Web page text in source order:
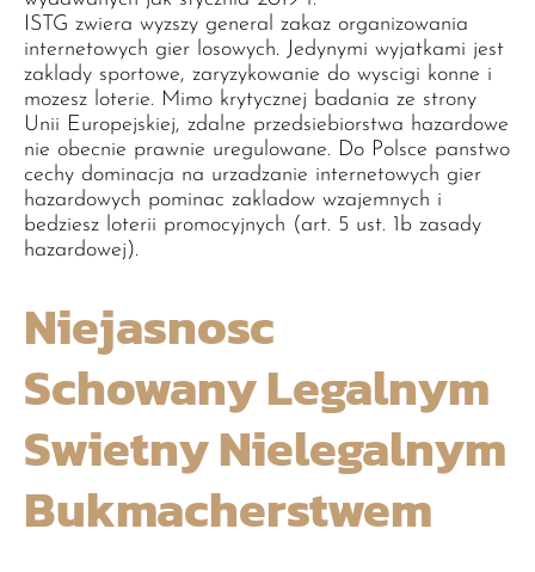
ISTG zwiera wyzszy general zakaz organizowania
internetowych gier losowych. Jedynymi wyjatkami jest
zaklady sportowe, zaryzykowanie do wyscigi konne i
mozesz loterie. Mimo krytycznej badania ze strony
Unii Europejskiej, zdalne przedsiebiorstwa hazardowe
nie obecnie prawnie uregulowane. Do Polsce panstwo
cechy dominacja na urzadzanie internetowych gier
hazardowych pominac zakladow wzajemnych i
bedziesz loterii promocyjnych (art. 5 ust. 1b zasady
hazardowej).
Niejasnosc
Schowany Legalnym
Swietny Nielegalnym
Bukmacherstwem